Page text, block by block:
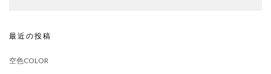
最近の投稿
空色COLOR